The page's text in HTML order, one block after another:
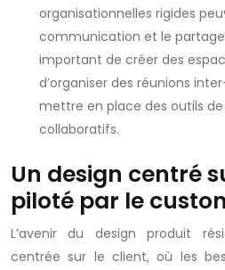
organisationnelles rigides
communication et le partage
important de créer des
d’organiser des réunions
mettre en place des outils
collaboratifs.
Un design centré
piloté par le
L’avenir du design produit
centrée sur le client, où les